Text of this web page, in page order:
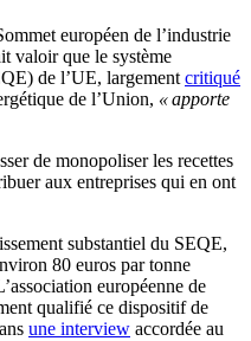
européen de l’industrie
valoir que le système
de l’UE, largement critiqué
de l’Union, « apporte
de monopoliser les recettes
aux entreprises qui en ont
substantiel du SEQE,
80 euros par tonne
européenne de
qualifié ce dispositif de
une interview accordée au